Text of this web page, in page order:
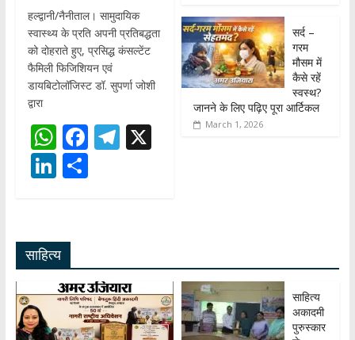
हल्द्वानी/नैनीताल। सामुदायिक
स्वास्थ्य के प्रति अपनी प्रतिबद्धता
को दोहराते हुए, प्रसिद्ध कंसल्टेंट
फैमिली फिजिशियन एवं
डायबिटोलॉजिस्ट डॉ. सुपर्णा जोशी
द्वारा
W
h
at
A
p
p
F
ac
e
o
k
T
m
X
Li
e
dI
n
S
सर्द –
गरम
मौसम में
कैसे रहें
स्वस्थ?
जानने के लिए पढ़िए पूरा आर्टिकल
March 1, 2026
साहित्य
साहित्य
अकादमी
पुरुस्कार